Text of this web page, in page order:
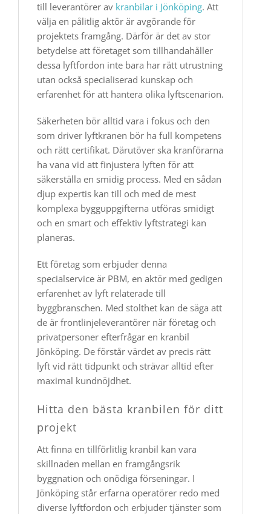
till leverantörer av kranbilar i Jönköping. Att
välja en pålitlig aktör är avgörande för
projektets framgång. Därför är det av stor
betydelse att företaget som tillhandahåller
dessa lyftfordon inte bara har rätt utrustning
utan också specialiserad kunskap och
erfarenhet för att hantera olika lyftscenarion.
Säkerheten bör alltid vara i fokus och den
som driver lyftkranen bör ha full kompetens
och rätt certifikat. Därutöver ska kranförarna
ha vana vid att finjustera lyften för att
säkerställa en smidig process. Med en sådan
djup expertis kan till och med de mest
komplexa bygguppgifterna utföras smidigt
och en smart och effektiv lyftstrategi kan
planeras.
Ett företag som erbjuder denna
specialservice är PBM, en aktör med gedigen
erfarenhet av lyft relaterade till
byggbranschen. Med stolthet kan de säga att
de är frontlinjeleverantörer när företag och
privatpersoner efterfrågar en kranbil
Jönköping. De förstår värdet av precis rätt
lyft vid rätt tidpunkt och strävar alltid efter
maximal kundnöjdhet.
Hitta den bästa kranbilen för ditt
projekt
Att finna en tillförlitlig kranbil kan vara
skillnaden mellan en framgångsrik
byggnation och onödiga förseningar. I
Jönköping står erfarna operatörer redo med
diverse lyftfordon och erbjuder tjänster som